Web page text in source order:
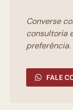
Converse
consultoria
preferência.
FALE